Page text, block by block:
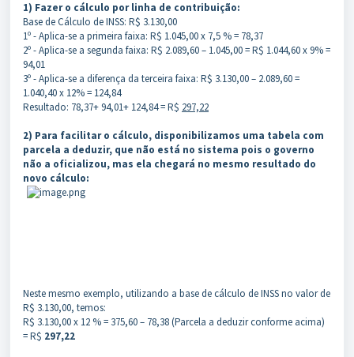
1) Fazer o cálculo por linha de contribuição:
Base de Cálculo de INSS: R$ 3.130,00
1º - Aplica-se a primeira faixa: R$ 1.045,00 x 7,5 % = 78,37
2º - Aplica-se a segunda faixa: R$ 2.089,60 – 1.045,00 = R$ 1.044,60 x 9% =
94,01
3º - Aplica-se a diferença da terceira faixa: R$ 3.130,00 – 2.089,60 =
1.040,40 x 12% = 124,84
Resultado: 78,37+ 94,01+ 124,84 = R$ 297,22
2) Para facilitar o cálculo, disponibilizamos uma tabela com
parcela a deduzir, que não está no sistema pois o governo
não a oficializou, mas ela chegará no mesmo resultado do
novo cálculo:
Neste mesmo exemplo, utilizando a base de cálculo de INSS no valor de
R$ 3.130,00, temos:
R$ 3.130,00 x 12 % = 375,60 – 78,38 (Parcela a deduzir conforme acima)
= R$ 297,22